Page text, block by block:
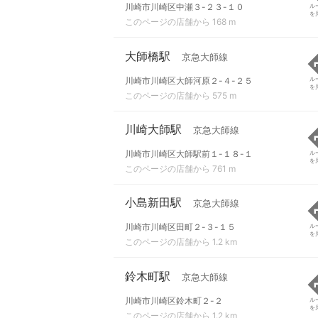
川崎市川崎区中瀬３-２３-１０
このページの店舗から 168 m
ル
を
大師橋駅 京急大師線
川崎市川崎区大師河原２-４-２５
このページの店舗から 575 m
ル
を
川崎大師駅 京急大師線
川崎市川崎区大師駅前１-１８-１
このページの店舗から 761 m
ル
を
小島新田駅 京急大師線
川崎市川崎区田町２-３-１５
このページの店舗から 1.2 km
ル
を
鈴木町駅 京急大師線
川崎市川崎区鈴木町２-２
このページの店舗から 1.2 km
ル
を